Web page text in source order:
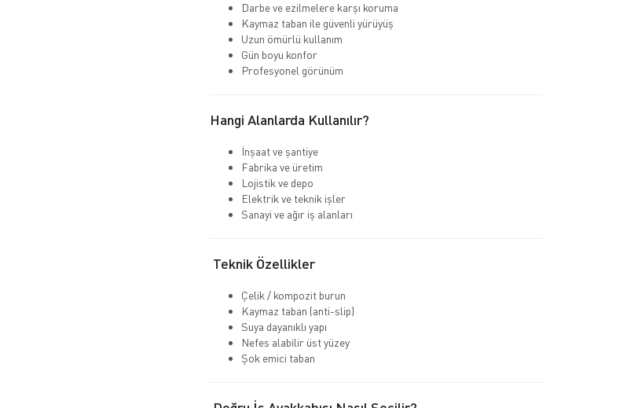
Darbe ve ezilmelere karşı koruma
Kaymaz taban ile güvenli yürüyüş
Uzun ömürlü kullanım
Gün boyu konfor
Profesyonel görünüm
Hangi Alanlarda Kullanılır?
İnşaat ve şantiye
Fabrika ve üretim
Lojistik ve depo
Elektrik ve teknik işler
Sanayi ve ağır iş alanları
Teknik Özellikler
Çelik / kompozit burun
Kaymaz taban (anti-slip)
Suya dayanıklı yapı
Nefes alabilir üst yüzey
Şok emici taban